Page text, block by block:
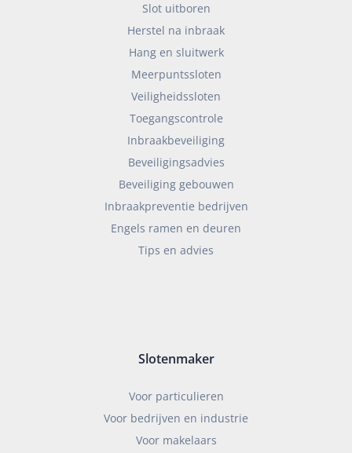
Slot uitboren
Herstel na inbraak
Hang en sluitwerk
Meerpuntssloten
Veiligheidssloten
Toegangscontrole
Inbraakbeveiliging
Beveiligingsadvies
Beveiliging gebouwen
Inbraakpreventie bedrijven
Engels ramen en deuren
Tips en advies
Slotenmaker
Voor particulieren
Voor bedrijven en industrie
Voor makelaars